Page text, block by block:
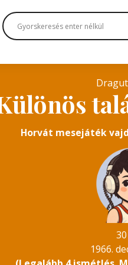
Horvát mesejáték
1966.